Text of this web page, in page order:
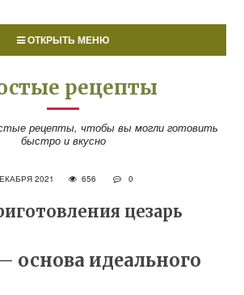
ОТКРЫТЬ МЕНЮ
рецепты
рецепты, чтобы вы могли готовить
быстро и вкусно
2021 656 0
цезарь
основа идеального